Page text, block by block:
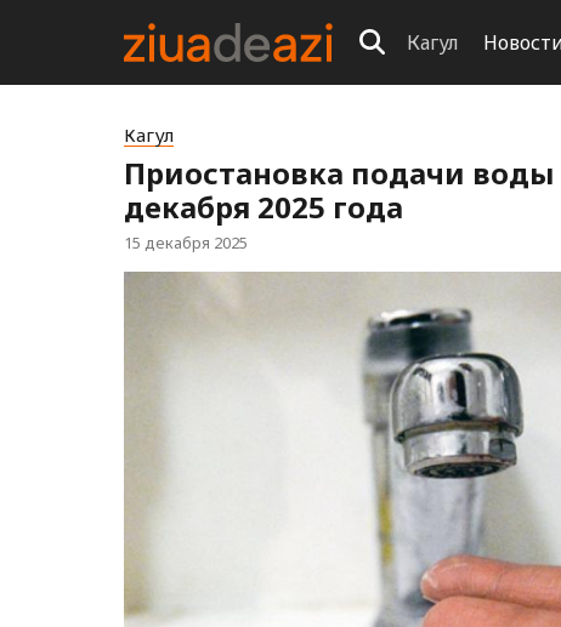
Кагул
Кагул
Приостановка подачи воды
декабря 2025 года
15 декабря 2025